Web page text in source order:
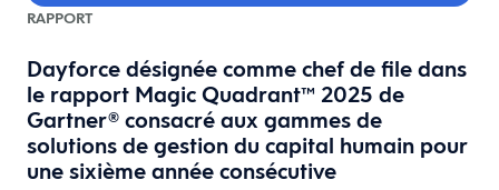
RAPPORT
Dayforce désignée comme chef de file dans
le rapport Magic Quadrant™ 2025 de
Gartner® consacré aux gammes de
solutions de gestion du capital humain pour
une sixième année consécutive